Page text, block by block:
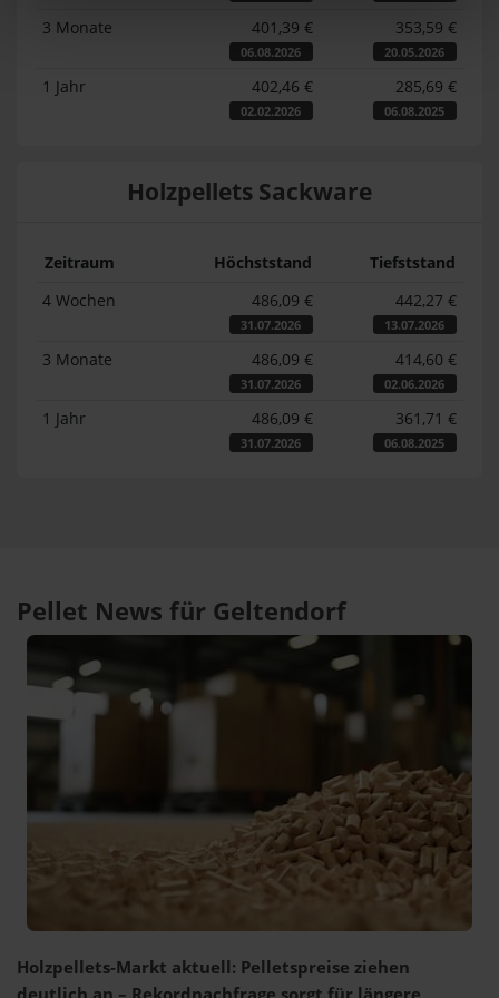
3 Monate 401,39 €
06.08.2026
353,59 €
20.05.2026
1 Jahr 402,46 €
02.02.2026
285,69 €
06.08.2025
Holzpellets Sackware
Zeitraum Höchststand
Tiefststand
4 Wochen
486,09 €
31.07.2026
442,27 €
13.07.2026
3 Monate 486,09 €
31.07.2026
414,60 €
02.06.2026
1 Jahr 486,09 €
31.07.2026
361,71 €
06.08.2025
Pellet News für Geltendorf
Holzpellets-Markt aktuell: Pelletspreise ziehen